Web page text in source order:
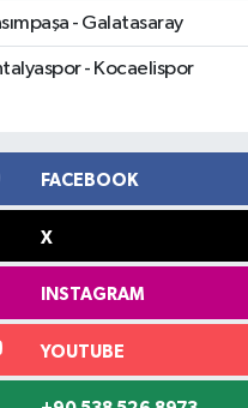
- Galatasaray
- Kocaelispor
FACEBOOK
X
INSTAGRAM
YOUTUBE